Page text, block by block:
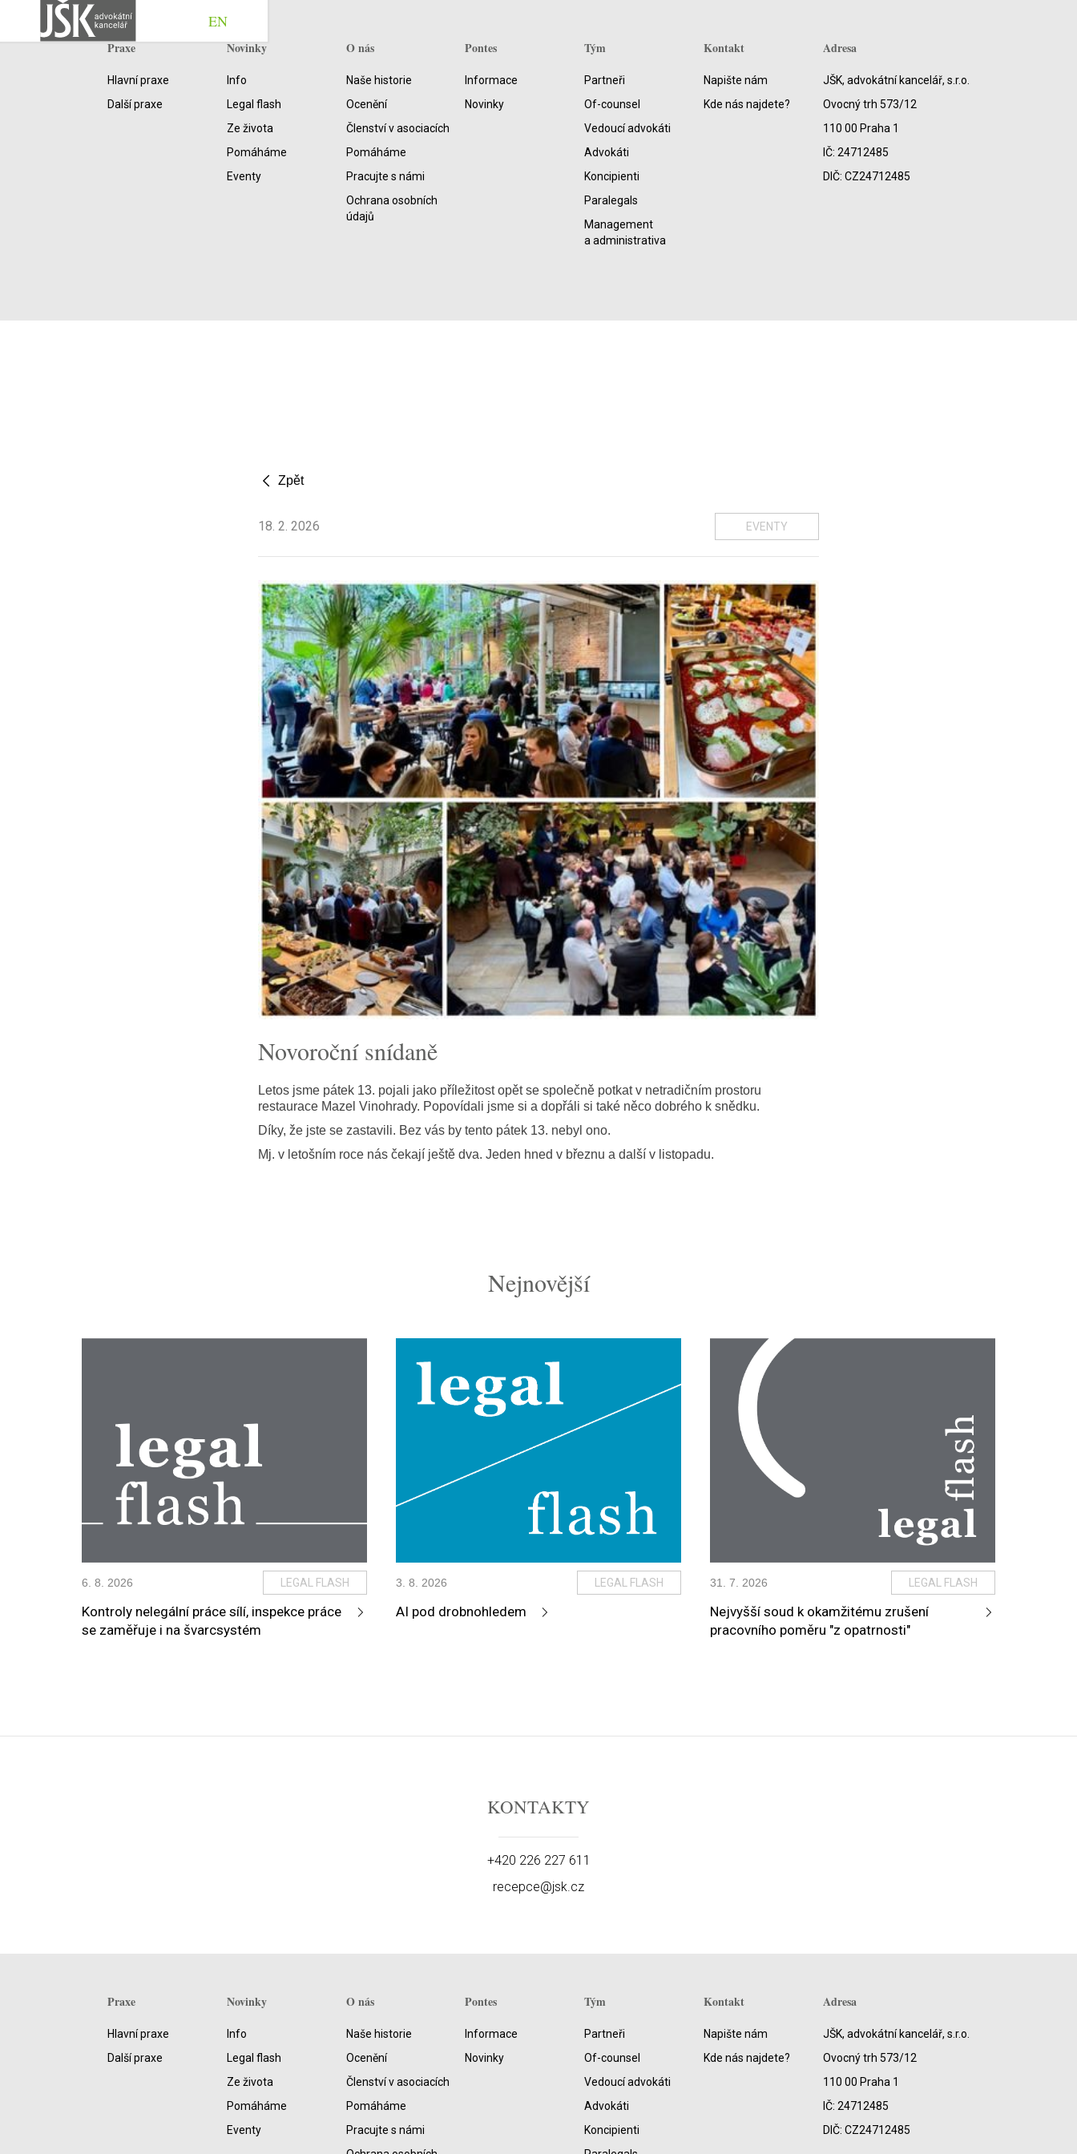
EN
Praxe
Hlavní praxe
Další praxe
Novinky
Info
Legal flash
Ze života
Pomáháme
Eventy
O nás
Naše historie
Ocenění
Členství v asociacích
Pomáháme
Pracujte s námi
Ochrana osobních
údajů
Pontes
Informace
Novinky
Tým
Partneři
Of-counsel
Vedoucí advokáti
Advokáti
Koncipienti
Paralegals
Management
a administrativa
Kontakt
Napište nám
Kde nás najdete?
Adresa
JŠK, advokátní kancelář, s.r.o.
Ovocný trh 573/12
110 00 Praha 1
IČ: 24712485
DIČ: CZ24712485
Zpět
18. 2. 2026 EVENTY
Novoroční snídaně
Letos jsme pátek 13. pojali jako příležitost opět se společně potkat v netradičním prostoru
restaurace Mazel Vinohrady. Popovídali jsme si a dopřáli si také něco dobrého k snědku.
Díky, že jste se zastavili. Bez vás by tento pátek 13. nebyl ono.
Mj. v letošním roce nás čekají ještě dva. Jeden hned v březnu a další v listopadu.
Nejnovější
6 8 2026 LEGAL FLASH
Kontroly nelegální práce sílí, inspekce práce
se zaměřuje i na švarcsystém
3 8 2026 LEGAL FLASH
AI pod drobnohledem
31 7 2026 LEGAL FLASH
Nejvyšší soud k okamžitému zrušení
pracovního poměru "z opatrnosti"
KONTAKTY
+420 226 227 611
recepce@jsk.cz
Praxe
Hlavní praxe
Další praxe
Novinky
Info
Legal flash
Ze života
Pomáháme
Eventy
O nás
Naše historie
Ocenění
Členství v asociacích
Pomáháme
Pracujte s námi
Pontes
Informace
Novinky
Tým
Partneři
Of-counsel
Vedoucí advokáti
Advokáti
Koncipienti
Kontakt
Napište nám
Kde nás najdete?
Adresa
JŠK, advokátní kancelář, s.r.o.
Ovocný trh 573/12
110 00 Praha 1
IČ: 24712485
DIČ: CZ24712485